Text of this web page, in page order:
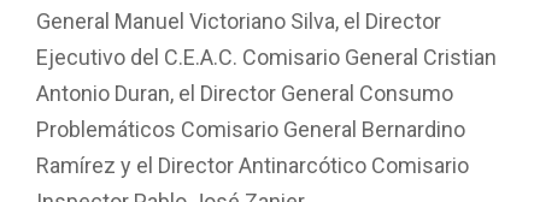
General Manuel Victoriano Silva, el Director
Ejecutivo del C.E.A.C. Comisario General Cristian
Antonio Duran, el Director General Consumo
Problemáticos Comisario General Bernardino
Ramírez y el Director Antinarcótico Comisario